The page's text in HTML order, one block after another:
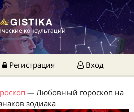
консультации
Регистрация Вход
— Любовный гороскоп на
зодиака